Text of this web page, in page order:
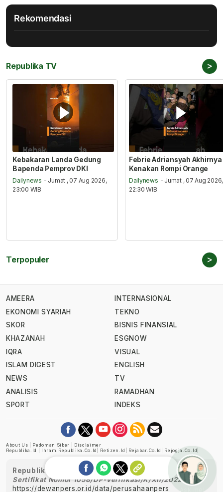
Rekomendasi
Republika TV >
Kebakaran Landa Gedung
Bapenda Pemprov DKI
Dailynews - Jumat , 07 Aug 2026,
23:00 WIB
Febrie Adriansyah Akhirnya
Kenakan Rompi Orange
Dailynews - Jumat , 07 Aug 2026,
22:30 WIB
Terpopuler >
AMEERA
EKONOMI SYARIAH
SKOR
KHAZANAH
IQRA
ISLAM DIGEST
NEWS
ANALISIS
SPORT
INTERNASIONAL
TEKNO
BISNIS FINANSIAL
ESGNOW
VISUAL
ENGLISH
TV
RAMADHAN
INDEKS
About Us Pedoman Siber
Disclaimer
Republika.id
Ihram.republika.co.id Retizen.id Rejabar.co.id Rejogja.co.id
Republika telah diverifikasi oleh Dewan Pers
Sertifikat Nomor 1058/DP-Verifikasi/K/XII/2022
https://dewanpers.or.id/data/perusahaanpers
Ask me!